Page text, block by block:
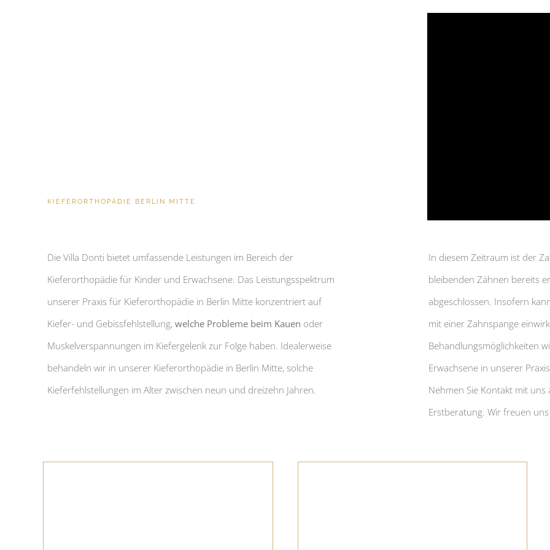
KIEFERORTHOPÄDIE BERLIN MITTE
Die Villa Donti bietet umfassende Leistungen im Bereich der
Kieferorthopädie für Kinder und Erwachsene. Das Leistungsspektrum
unserer Praxis für Kieferorthopädie in Berlin Mitte konzentriert auf
Kiefer- und Gebissfehlstellung, welche Probleme beim Kauen oder
Muskelverspannungen im Kiefergelenk zur Folge haben. Idealerweise
behandeln wir in unserer Kieferorthopädie in Berlin Mitte, solche
Kieferfehlstellungen im Alter zwischen neun und dreizehn Jahren.
In diesem Zeitraum ist der
bleibenden Zähnen bereits
abgeschlossen. Insofern
mit einer Zahnspange
Behandlungsmöglichkeiten
Erwachsene in unserer
Nehmen Sie Kontakt mit
Erstberatung. Wir freuen uns